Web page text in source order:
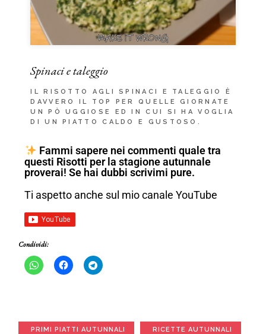
Spinaci e taleggio
IL RISOTTO AGLI SPINACI E TALEGGIO È
DAVVERO IL TOP PER QUELLE GIORNATE
UN PÒ UGGIOSE ED IN CUI SI HA VOGLIA
DI UN PIATTO CALDO E GUSTOSO.
Fammi sapere nei commenti quale tra
questi Risotti per la stagione autunnale
proverai! Se hai dubbi scrivimi pure.
Ti aspetto anche sul mio canale YouTube
Condividi:
PRIMI PIATTI AUTUNNALI RICETTE AUTUNNALI